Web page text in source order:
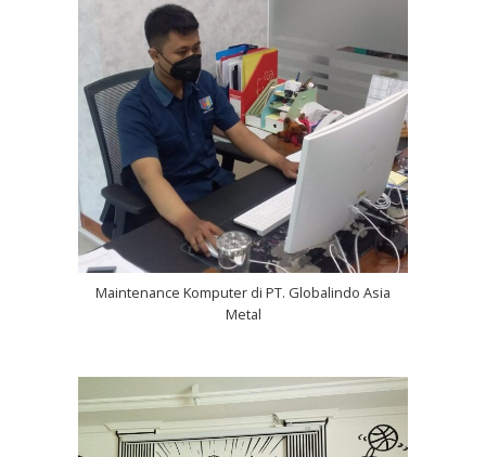
Maintenance Komputer di PT. Globalindo Asia
Metal